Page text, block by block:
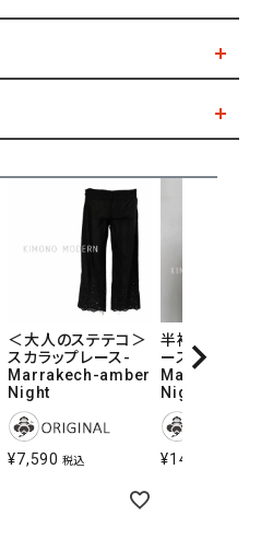
＜大人のステテコ＞
スカラップレース-
Marrakech-amber
Night
¥7,590 税込
半襦袢-スカラ
ースの半襦袢-
Marrakech
Night （綿
¥14,080